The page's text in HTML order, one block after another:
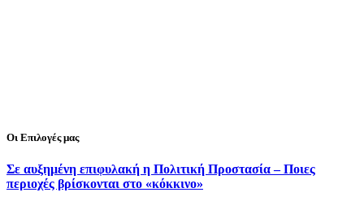
Οι Επιλογές μας
Σε αυξημένη επιφυλακή η Πολιτική Προστασία – Ποιες
περιοχές βρίσκονται στο «κόκκινο»